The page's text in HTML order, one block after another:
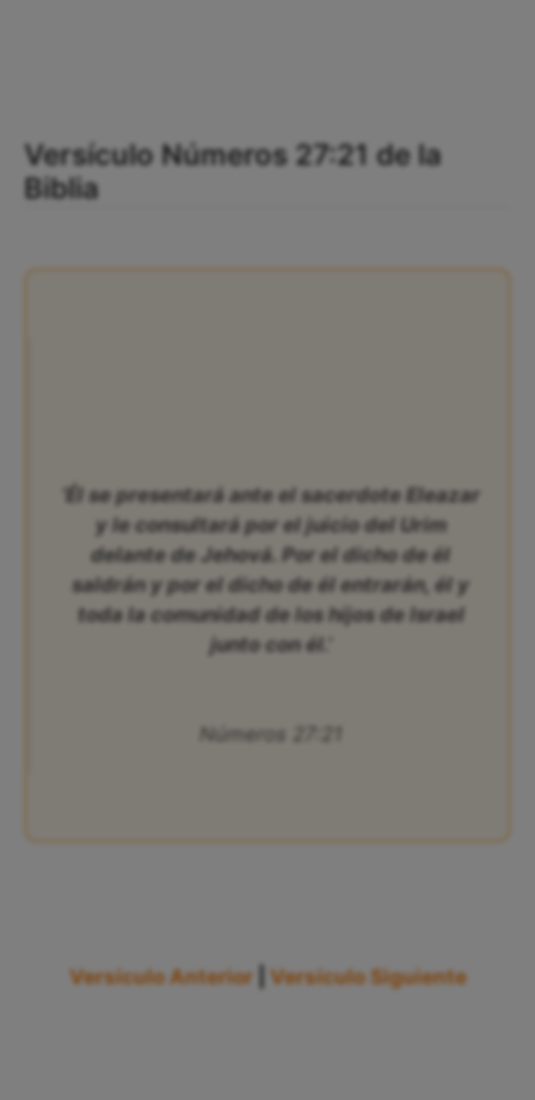
Versículo Números 27:21 de la
Biblia
‘Él se presentará ante el sacerdote Eleazar
y le consultará por el juicio del Urim
delante de Jehová. Por el dicho de él
saldrán y por el dicho de él entrarán, él y
toda la comunidad de los hijos de Israel
junto con él.’
Números 27:21
Versículo Anterior Versículo Siguiente